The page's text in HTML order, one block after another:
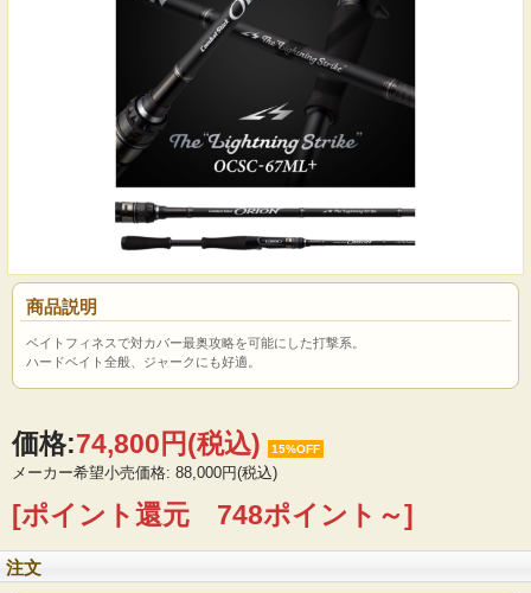
商品説明
ベイトフィネスで対カバー最奥攻略を可能にした打撃系。
ハードベイト全般、ジャークにも好適。
価格:74,800円(税込) 15%OFF
メーカー希望小売価格: 88,000円(税込)
[ポイント還元 748ポイント～]
注文